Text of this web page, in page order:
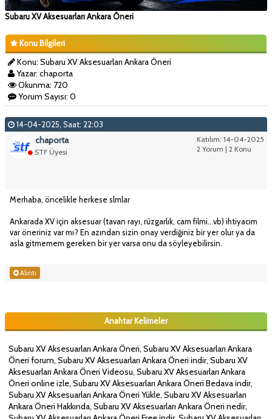
Subaru XV Aksesuarları Ankara Öneri
Konu Bilgileri
Konu: Subaru XV Aksesuarları Ankara Öneri
Yazar: chaporta
Okunma: 720
Yorum Sayısı: 0
14-04-2025, Saat: 22:03
Katılım: 14-04-2025
2 Yorum | 2 Konu
chaporta
STF Üyesi
Merhaba, öncelikle herkese slmlar
Ankarada XV için aksesuar (tavan rayı, rüzgarlık, cam filmi...vb) ihtiyacım
var öneriniz var mı? En azından sizin onay verdiğiniz bir yer olur ya da
asla gitmemem gereken bir yer varsa onu da söyleyebilirsin.
Alıntı
Anahtar Kelimeler
Subaru XV Aksesuarları Ankara Öneri, Subaru XV Aksesuarları Ankara
Öneri forum, Subaru XV Aksesuarları Ankara Öneri indir, Subaru XV
Aksesuarları Ankara Öneri Videosu, Subaru XV Aksesuarları Ankara
Öneri online izle, Subaru XV Aksesuarları Ankara Öneri Bedava indir,
Subaru XV Aksesuarları Ankara Öneri Yükle, Subaru XV Aksesuarları
Ankara Öneri Hakkında, Subaru XV Aksesuarları Ankara Öneri nedir,